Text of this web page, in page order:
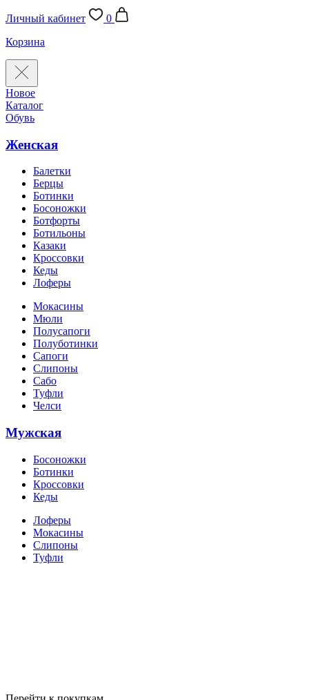
Личный кабинет
0
Корзина
Новое
Каталог
Обувь
Женская
Балетки
Берцы
Ботинки
Босоножки
Ботфорты
Ботильоны
Казаки
Кроссовки
Кеды
Лоферы
Мокасины
Мюли
Полусапоги
Полуботинки
Сапоги
Слипоны
Сабо
Туфли
Челси
Мужская
Босоножки
Ботинки
Кроссовки
Кеды
Лоферы
Мокасины
Слипоны
Туфли